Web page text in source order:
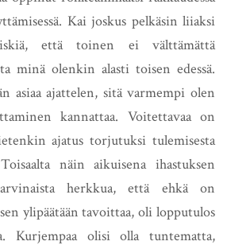
Kai joskus pelkäsin liiaksi
että toinen ei välttämättä
minä olenkin alasti toisen edessä.
asiaa ajattelen, sitä varmempi olen
kannattaa. Voitettavaa on
ajatus torjutuksi tulemisesta
näin aikuisena ihastuksen
herkkua, että ehkä on
ylipäätään tavoittaa, oli lopputulos
Kurjempaa olisi olla tuntematta,